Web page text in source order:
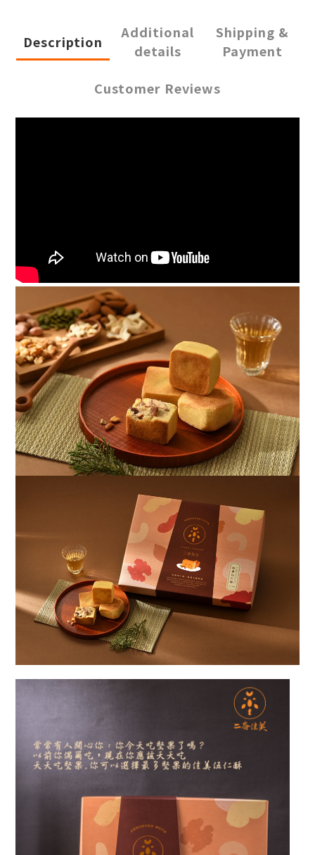
Description
Additional
details
Shipping &
Payment
Customer Reviews